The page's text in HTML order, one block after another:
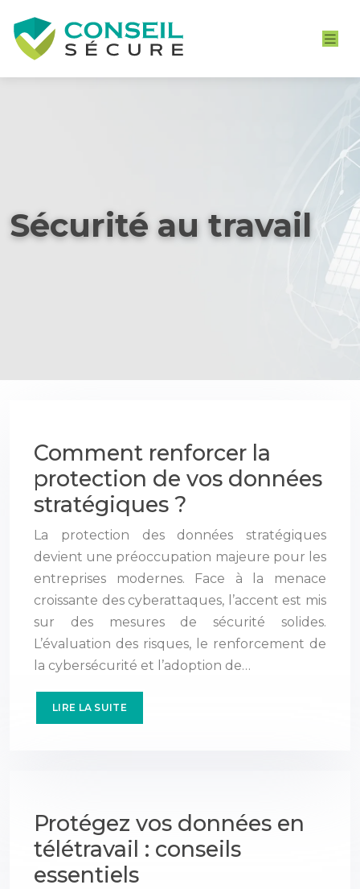
Sécurité au travail
Comment renforcer la
protection de vos données
stratégiques ?
La protection des données stratégiques
devient une préoccupation majeure pour les
entreprises modernes. Face à la menace
croissante des cyberattaques, l’accent est mis
sur des mesures de sécurité solides.
L’évaluation des risques, le renforcement de
la cybersécurité et l’adoption de…
LIRE LA SUITE
Protégez vos données en
télétravail : conseils
essentiels